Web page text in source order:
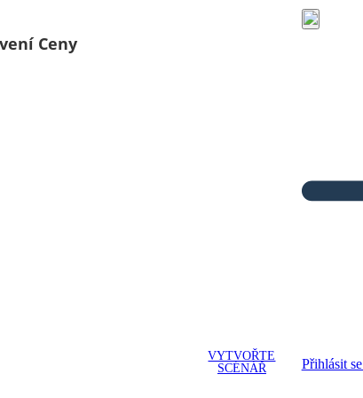
Ceny
VYTVOŘTE
SCÉNÁŘ
Přihlásit se